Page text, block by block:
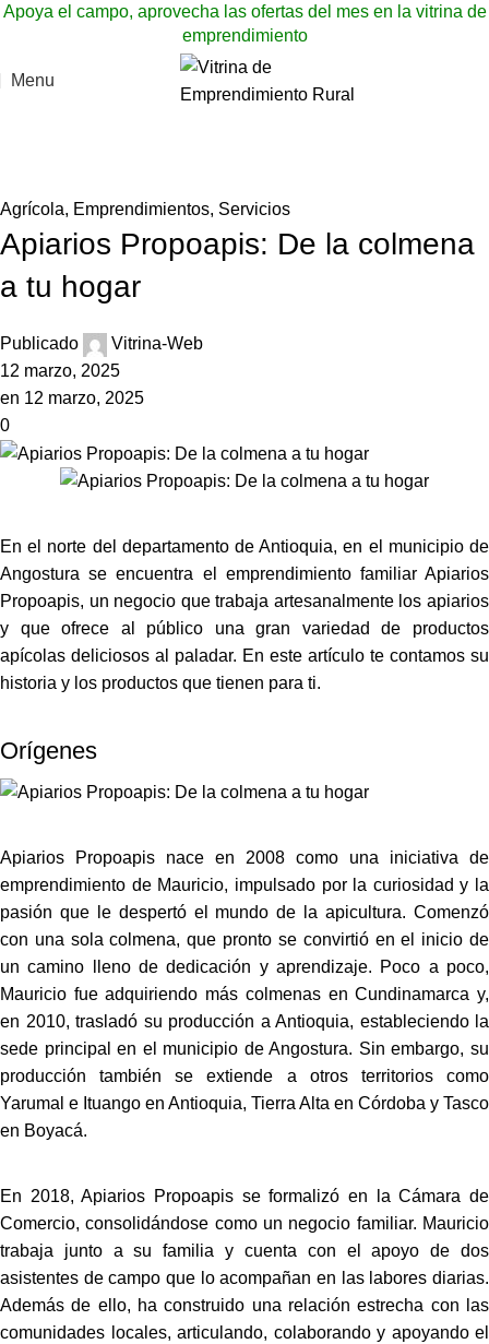
Apoya el campo, aprovecha las ofertas del mes en la vitrina de
emprendimiento
Menu
Agrícola, Emprendimientos, Servicios
Apiarios Propoapis: De la colmena
a tu hogar
Publicado
Vitrina-Web
12 marzo, 2025
en 12 marzo, 2025
0
En el norte del departamento de Antioquia, en el municipio de
Angostura se encuentra el emprendimiento familiar Apiarios
Propoapis, un negocio que trabaja artesanalmente los apiarios
y que ofrece al público una gran variedad de productos
apícolas deliciosos al paladar. En este artículo te contamos su
historia y los productos que tienen para ti.
Orígenes
Apiarios Propoapis nace en 2008 como una iniciativa de
emprendimiento de Mauricio, impulsado por la curiosidad y la
pasión que le despertó el mundo de la apicultura. Comenzó
con una sola colmena, que pronto se convirtió en el inicio de
un camino lleno de dedicación y aprendizaje. Poco a poco,
Mauricio fue adquiriendo más colmenas en Cundinamarca y,
en 2010, trasladó su producción a Antioquia, estableciendo la
sede principal en el municipio de Angostura. Sin embargo, su
producción también se extiende a otros territorios como
Yarumal e Ituango en Antioquia, Tierra Alta en Córdoba y Tasco
en Boyacá.
En 2018, Apiarios Propoapis se formalizó en la Cámara de
Comercio, consolidándose como un negocio familiar. Mauricio
trabaja junto a su familia y cuenta con el apoyo de dos
asistentes de campo que lo acompañan en las labores diarias.
Además de ello, ha construido una relación estrecha con las
comunidades locales, articulando, colaborando y apoyando el